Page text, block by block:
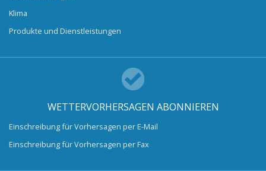
Klima
Produkte und Dienstleistungen
WETTERVORHERSAGEN ABONNIEREN
Einschreibung für Vorhersagen per E-Mail
Einschreibung für Vorhersagen per Fax